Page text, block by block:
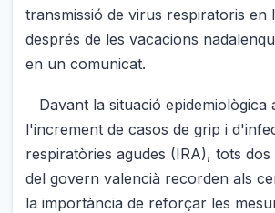
transmissió de virus respiratoris en
després de les vacacions
en un comunicat.
Davant la situació epidemiològica
l'increment de casos de grip i
respiratòries agudes (IRA), tots
del govern valencià recorden als
la importància de reforçar les